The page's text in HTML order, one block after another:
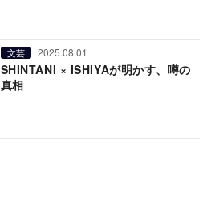
文芸 2025.08.01
SHINTANI × ISHIYAが明かす、噂の
真相